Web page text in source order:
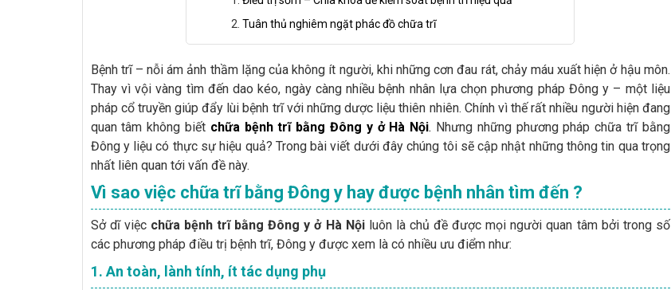
Tuân thủ nghiêm ngặt phác đồ chữa trĩ
Bệnh trĩ – nỗi ám ảnh thầm lặng của không ít người, khi những cơn đau rát, chảy máu xuất hiện ở hậu môn.
Thay vì vội vàng tìm đến dao kéo, ngày càng nhiều bệnh nhân lựa chọn phương pháp Đông y – một liệu
pháp cổ truyền giúp đẩy lùi bệnh trĩ với những dược liệu thiên nhiên. Chính vì thế rất nhiều người hiện đang
quan tâm không biết chữa bệnh trĩ bằng Đông y ở Hà Nội. Nhưng những phương pháp chữa trĩ bằng
Đông y liệu có thực sự hiệu quả? Trong bài viết dưới đây chúng tôi sẽ cập nhật những thông tin qua trọng
nhất liên quan tới vấn đề này.
Vì sao việc chữa trĩ bằng Đông y hay được bệnh nhân tìm đến ?
Sở dĩ việc chữa bệnh trĩ bằng Đông y ở Hà Nộiluôn là chủ đề được mọi người quan tâm bởi trong số
các phương pháp điều trị bệnh trĩ, Đông y được xem là có nhiều ưu điểm như:
1. An toàn, lành tính, ít tác dụng phụ